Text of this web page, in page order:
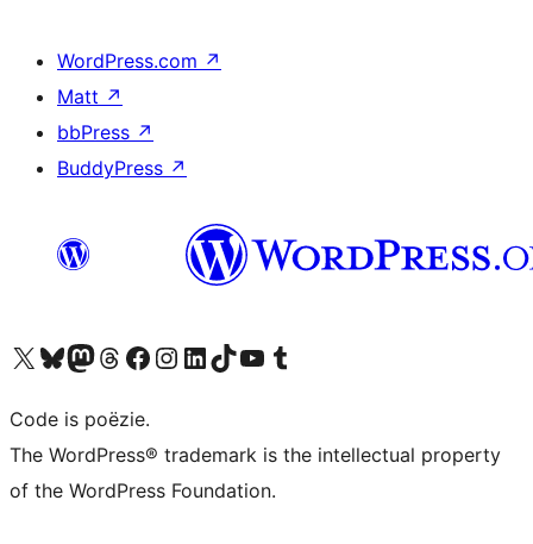
WordPress.com ↗
Matt ↗
bbPress ↗
BuddyPress ↗
Bezoek ons X (voorheen Twitter) account
Bezoek ons Bluesky account
Bezoek ons Mastodon account
Bezoek ons Threads account
Onze Facebook pagina bezoeken
Bezoek ons Instagram account
Bezoek ons LinkedIn account
Bezoek ons TikTok account
Bezoek ons YouTube kanaalBezoek ons Tumblr account
Code is poëzie.
The WordPress® trademark is the intellectual property
of the WordPress Foundation.